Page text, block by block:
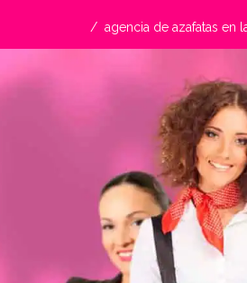
agencia de azafatas en